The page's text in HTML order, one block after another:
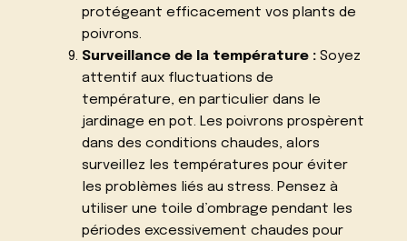
protégeant efficacement vos plants de
poivrons.
Surveillance de la température :Soyez
attentif aux fluctuations de
température, en particulier dans le
jardinage en pot. Les poivrons prospèrent
dans des conditions chaudes, alors
surveillez les températures pour éviter
les problèmes liés au stress. Pensez à
utiliser une toile d’ombrage pendant les
périodes excessivement chaudes pour